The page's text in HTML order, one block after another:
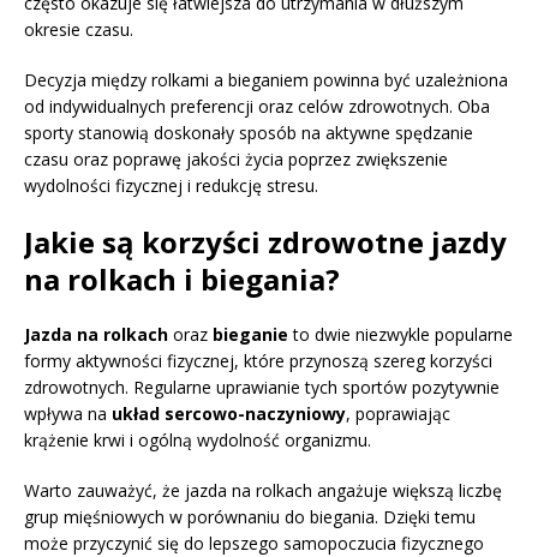
okresie czasu.
Decyzja między rolkami a bieganiem powinna być uzależniona
od indywidualnych preferencji oraz celów zdrowotnych. Oba
sporty stanowią doskonały sposób na aktywne spędzanie
czasu oraz poprawę jakości życia poprzez zwiększenie
wydolności fizycznej i redukcję stresu.
Jakie są korzyści zdrowotne jazdy
na rolkach i biegania?
Jazda na rolkach oraz bieganie to dwie niezwykle popularne
formy aktywności fizycznej, które przynoszą szereg korzyści
zdrowotnych. Regularne uprawianie tych sportów pozytywnie
wpływa na układ sercowo-naczyniowy, poprawiając
krążenie krwi i ogólną wydolność organizmu.
Warto zauważyć, że jazda na rolkach angażuje większą liczbę
grup mięśniowych w porównaniu do biegania. Dzięki temu
może przyczynić się do lepszego samopoczucia fizycznego